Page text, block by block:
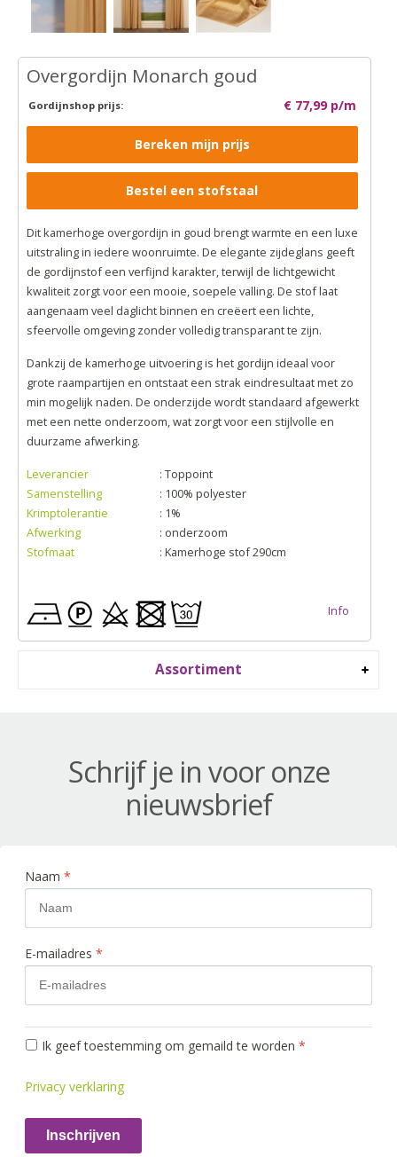
Assortiment
Overgordijn Monarch goud
Gordijnshop prijs: € 77,99 p/m
Bereken mijn prijs
Bestel een stofstaal
Dit kamerhoge overgordijn in goud brengt warmte en een luxe
uitstraling in iedere woonruimte. De elegante zijdeglans geeft
de gordijnstof een verfijnd karakter, terwijl de lichtgewicht
kwaliteit zorgt voor een mooie, soepele valling. De stof laat
aangenaam veel daglicht binnen en creëert een lichte,
sfeervolle omgeving zonder volledig transparant te zijn.
Dankzij de kamerhoge uitvoering is het gordijn ideaal voor
grote raampartijen en ontstaat een strak eindresultaat met zo
min mogelijk naden. De onderzijde wordt standaard afgewerkt
met een nette onderzoom, wat zorgt voor een stijlvolle en
duurzame afwerking.
Leverancier
: Toppoint
Samenstelling
: 100% polyester
Krimptolerantie
: 1%
Afwerking
: onderzoom
Stofmaat
: Kamerhoge stof 290cm
Info
Schrijf je in voor onze
nieuwsbrief
Naam *
E-mailadres *
Ik geef toestemming om gemaild te worden *
Privacy verklaring
Inschrijven